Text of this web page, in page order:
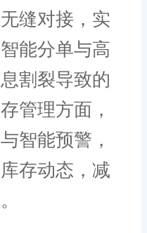
缝对接，实
能分单与高
割裂导致的
管理方面，
智能预警，
存动态，减